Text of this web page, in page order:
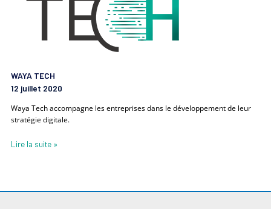
WAYA TECH
12 juillet 2020
Waya Tech accompagne les entreprises dans le développement de leur
stratégie digitale.
Lire la suite »